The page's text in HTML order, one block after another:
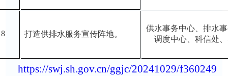
8 打造供排水服务宣传阵地。
供水事务中心、排水
调度中心、科信处
https://swj.sh.gov.cn/ggjc/20241029/f360249